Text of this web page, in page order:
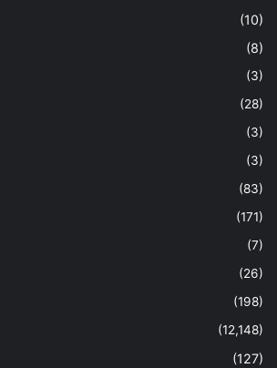
(10)
(8)
(3)
(28)
(3)
(3)
(83)
(171)
(7)
(26)
(198)
(12,148)
(127)